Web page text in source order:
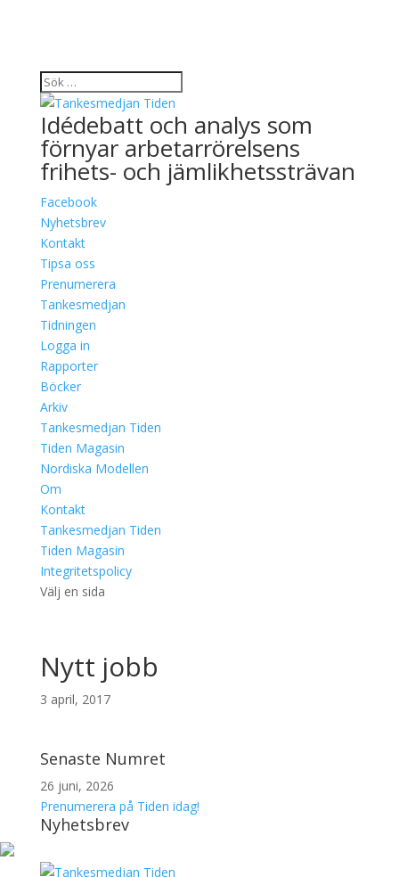
Idédebatt och analys som
förnyar arbetarrörelsens
frihets- och jämlikhetssträvan
Facebook
Nyhetsbrev
Kontakt
Tipsa oss
Prenumerera
Tankesmedjan
Tidningen
Logga in
Rapporter
Böcker
Arkiv
Tankesmedjan Tiden
Tiden Magasin
Nordiska Modellen
Om
Kontakt
Tankesmedjan Tiden
Tiden Magasin
Integritetspolicy
Välj en sida
Nytt jobb
3 april, 2017
Senaste Numret
26 juni, 2026
Prenumerera på Tiden idag!
Nyhetsbrev